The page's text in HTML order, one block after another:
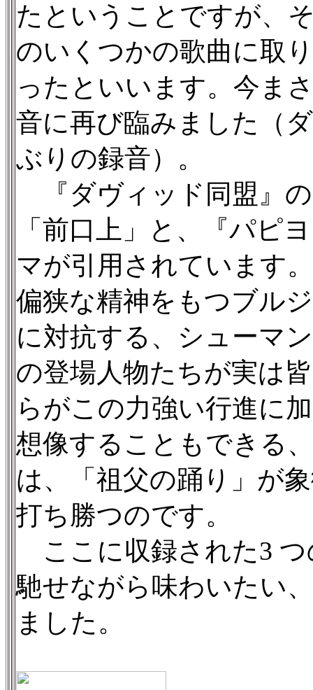
たということですが、
のいくつかの歌曲に取
ったといいます。今ま
音に再び臨みました（
ぶりの録音）。
『ダヴィッド同盟』
「前口上」と、『パピ
マが引用されています
偏狭な精神をもつブル
に対抗する、シューマ
の登場人物たちが実は
らがこの力強い行進に
想像することもできる
は、「祖父の踊り」が
打ち勝つのです。
ここに収録された3 つ
馳せながら味わいたい
ました。